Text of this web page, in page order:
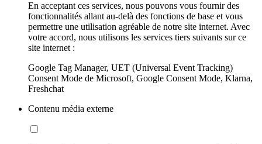
En acceptant ces services, nous pouvons vous fournir des
fonctionnalités allant au-delà des fonctions de base et vous
permettre une utilisation agréable de notre site internet. Avec
votre accord, nous utilisons les services tiers suivants sur ce
site internet :
Google Tag Manager, UET (Universal Event Tracking)
Consent Mode de Microsoft, Google Consent Mode, Klarna,
Freshchat
Contenu média externe